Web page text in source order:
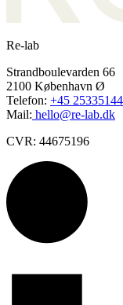
Re-lab
Strandboulevarden 66
2100 København Ø
Telefon: +45 25335144
Mail: hello@re-lab.dk
CVR: 44675196